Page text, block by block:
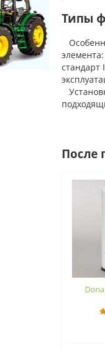
Типы
стандарт
После